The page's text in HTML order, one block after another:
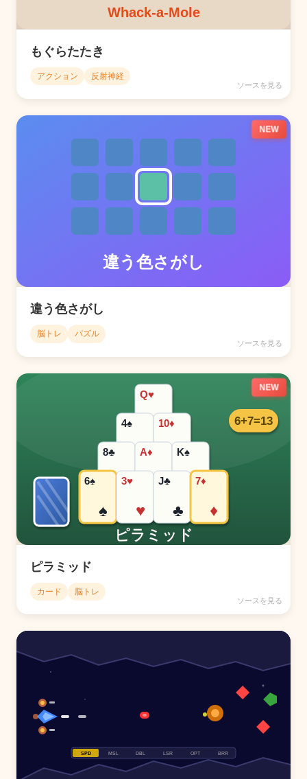
もぐらたたき
アクション 反射神経
ソースを見る
NEW
違う色さがし
脳トレ パズル
ソースを見る
NEW
ピラミッド
カード 脳トレ
ソースを見る